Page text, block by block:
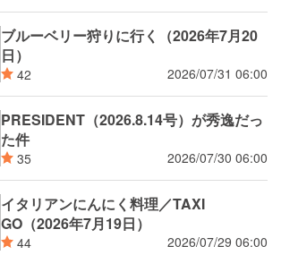
ブルーベリー狩りに行く（2026年7月20
日）
42 2026/07/31 06:00
PRESIDENT（2026.8.14号）が秀逸だっ
た件
35 2026/07/30 06:00
イタリアンにんにく料理／TAXI
GO（2026年7月19日）
44 2026/07/29 06:00